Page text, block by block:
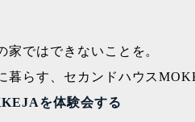
家ではできないことを。
暮らす、セカンドハウス
を体験会する